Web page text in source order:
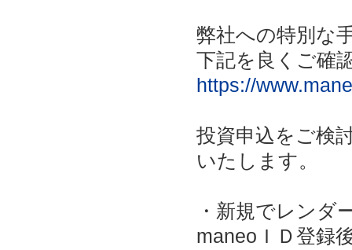
弊社への特別な
下記を良くご確
https://
投資申込をご検
いたします。
・新規でレンダ
maneoＩＤ登録